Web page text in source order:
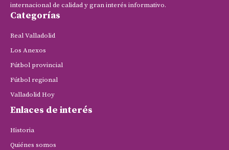
internacional de calidad y gran interés informativo.
Categorías
Real Valladolid
Los Anexos
Fútbol provincial
Fútbol regional
Valladolid Hoy
Enlaces de interés
Historia
Quiénes somos